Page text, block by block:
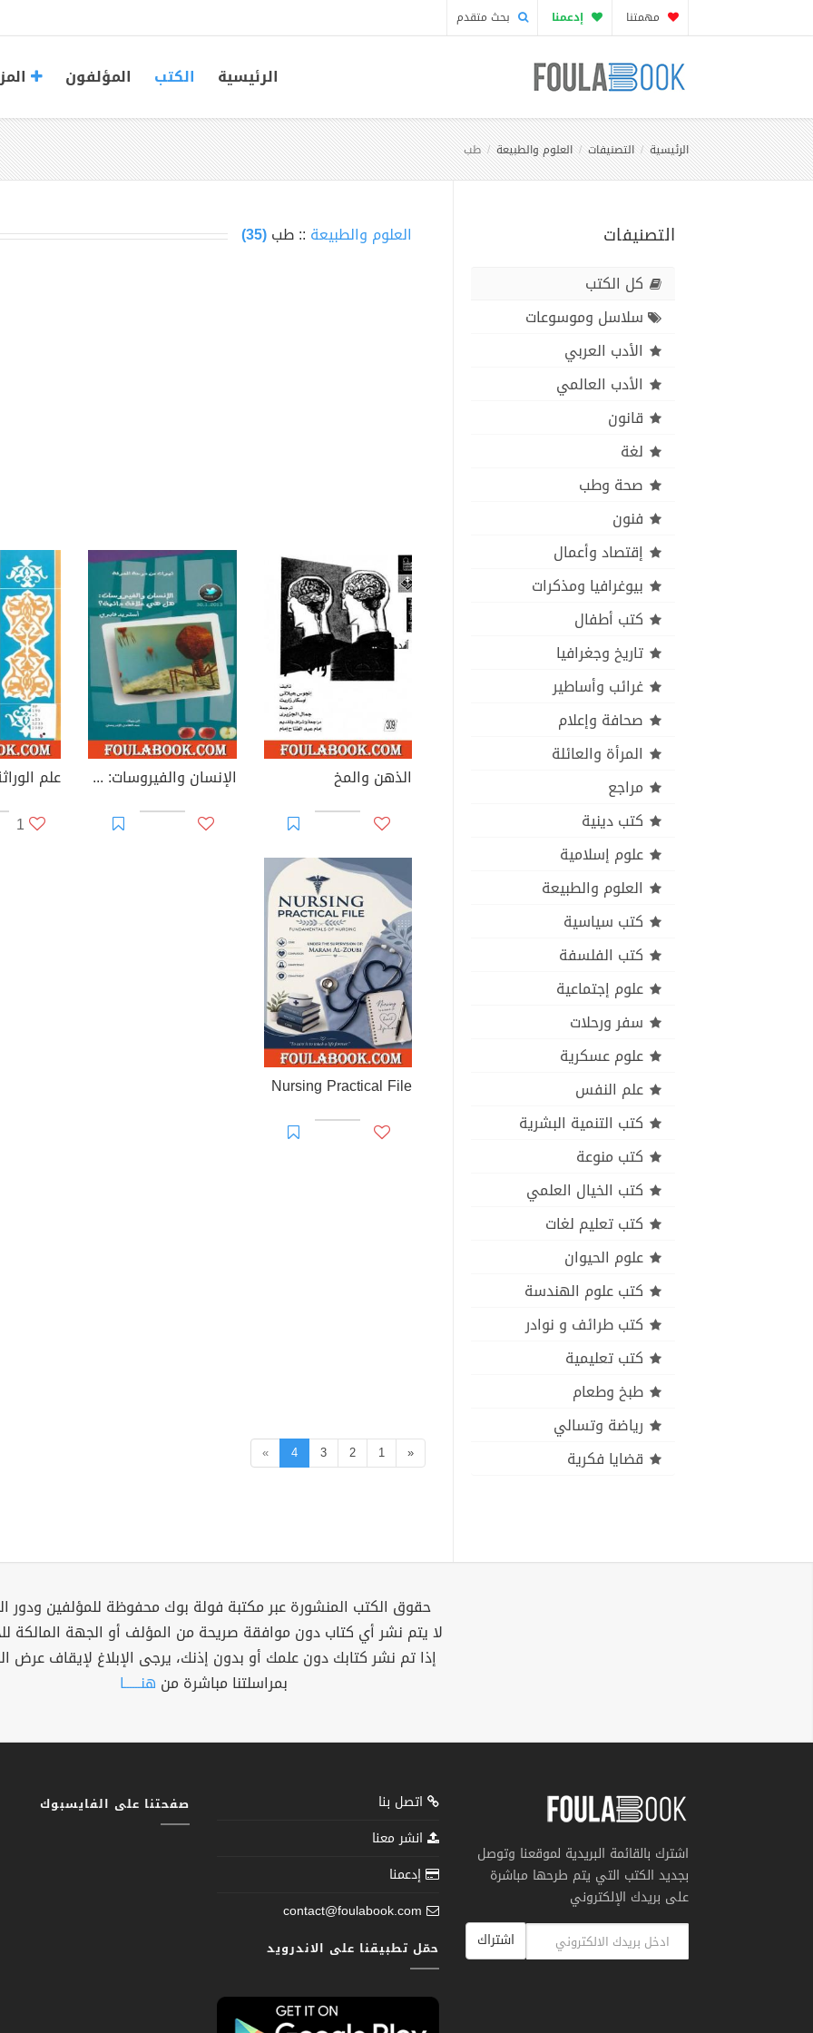
مهمتنا إدعمنا بحث متقدم
الرئيسية الكتب المؤلفون
الرئيسية التصنيفات العلوم والطبيعة طب
التصنيفات
كل الكتب
سلاسل وموسوعات
الأدب العربي
الأدب العالمي
قانون
لغة
صحة وطب
فنون
إقتصاد وأعمال
بيوغرافيا ومذكرات
كتب أطفال
تاريخ وجغرافيا
غرائب وأساطير
صحافة وإعلام
المرأة والعائلة
مراجع
كتب دينية
علوم إسلامية
العلوم والطبيعة
كتب سياسية
كتب الفلسفة
علوم إجتماعية
سفر ورحلات
علوم عسكرية
علم النفس
كتب التنمية البشرية
كتب منوعة
كتب الخيال العلمي
كتب تعليم لغات
علوم الحيوان
كتب علوم الهندسة
كتب طرائف و نوادر
كتب تعليمية
طبخ وطعام
رياضة وتسالي
قضايا فكرية
العلوم والطبيعة :: طب(35)
الذهن والمخ الإنسان والفيروسات: هل هي علاقة دائمة؟
علم
1
Nursing Practical File
«
1
2
3
4
»
حقوق الكتب المنشورة عبر مكتبة فولة بوك محفوظة للمؤلفين ودور
لا يتم نشر أي كتاب دون موافقة صريحة من المؤلف أو الجهة المالكة
إذا تم نشر كتابك دون علمك أو بدون إذنك، يرجى الإبلاغ لإيقاف عرض
بمراسلتنا مباشرة من هنــــــا
اشترك بالقائمة البريدية لموقعنا وتوصل
بجديد الكتب التي يتم طرحها مباشرة
على بريدك الإلكتروني
اشتراك
اتصل بنا
انشر معنا
إدعمنا
contact@foulabook.com
حمّل تطبيقنا على الاندرويد
صفحتنا على الفايسبوك